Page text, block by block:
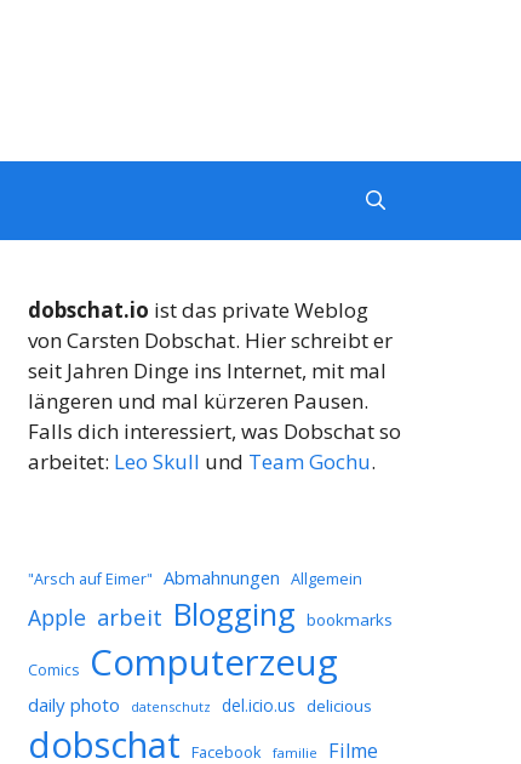
dobschat.io ist das private Weblog
von Carsten Dobschat. Hier schreibt er
seit Jahren Dinge ins Internet, mit mal
längeren und mal kürzeren Pausen.
Falls dich interessiert, was Dobschat so
arbeitet: Leo Skull und Team Gochu.
"Arsch auf Eimer" Abmahnungen Allgemein
Apple arbeit Blogging bookmarks
Comics Computerzeug
daily photo datenschutz del.icio.us delicious
dobschat Facebook familie Filme